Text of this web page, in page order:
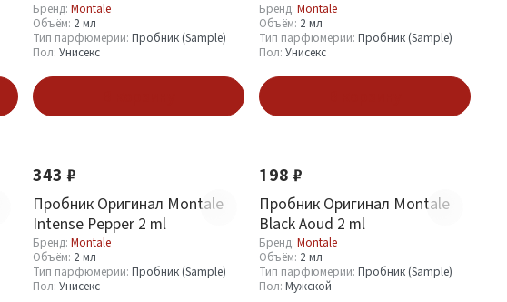
Бренд: Montale
Объём: 2 мл
Тип парфюмерии: Пробник (Sample)
Пол: Унисекс
ml
Бренд: Montale
Объём: 2 мл
Тип парфюмерии: Пробник (Sample)
Пол: Унисекс
343 ₽
Пробник Оригинал Montale
Intense Pepper 2 ml
Бренд: Montale
Объём: 2 мл
Тип парфюмерии: Пробник (Sample)
Пол: Унисекс
198 ₽
Пробник Оригинал Montale
Black Aoud 2 ml
Бренд: Montale
Объём: 2 мл
Тип парфюмерии: Пробник (Sample)
Пол: Мужской